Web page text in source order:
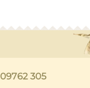
09762 305